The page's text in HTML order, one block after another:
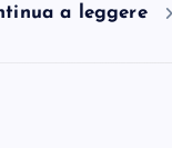
a leggere